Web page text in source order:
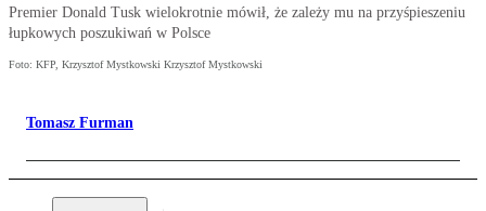
Premier Donald Tusk wielokrotnie mówił, że zależy mu na przyśpieszeniu
łupkowych poszukiwań w Polsce
Foto: KFP, Krzysztof Mystkowski Krzysztof Mystkowski
Tomasz Furman